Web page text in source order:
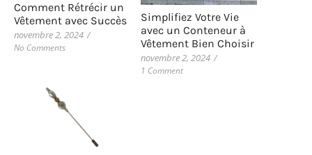
Comment Rétrécir un
Vêtement avec Succès
novembre 2, 2024 /
No Comments
Simplifiez Votre Vie
avec un Conteneur à
Vêtement Bien Choisir
novembre 2, 2024 /
1 Comment